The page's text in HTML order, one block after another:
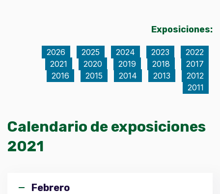
Exposiciones:
2026 2025 2024 2023
2022
2021
2020 2019 2018
2017
2016
2015 2014 2013
2012
2011
Calendario de exposiciones
2021
Febrero